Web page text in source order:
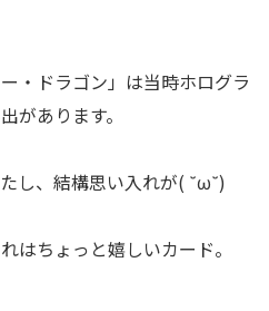
・ドラゴン」は当時ホログラ
があります。
し、結構思い入れが( ˘ω˘)
はちょっと嬉しいカード。